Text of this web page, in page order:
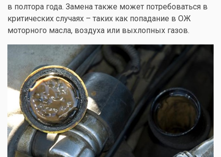
в полтора года. Замена также может потребоваться в
критических случаях – таких как попадание в ОЖ
моторного масла, воздуха или выхлопных газов.